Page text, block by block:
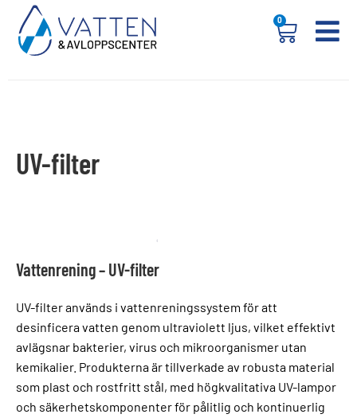
0
UV-filter
Vattenrening – UV-filter
UV-filter används i vattenreningssystem för att
desinficera vatten genom ultraviolett ljus, vilket effektivt
avlägsnar bakterier, virus och mikroorganismer utan
kemikalier. Produkterna är tillverkade av robusta material
som plast och rostfritt stål, med högkvalitativa UV-lampor
och säkerhetskomponenter för pålitlig och kontinuerlig